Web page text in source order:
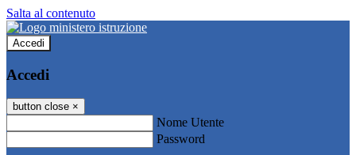
Salta al contenuto
Accedi
Accedi
button close ×
Nome Utente
Password